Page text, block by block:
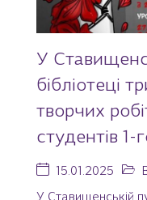
У
бібліотеці
творчих
студентів 1-
15.01.2025
У Ставищенській